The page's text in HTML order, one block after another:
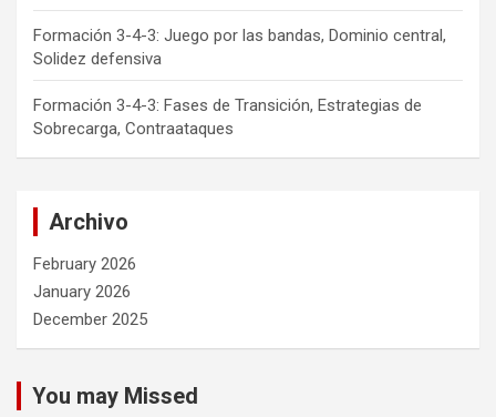
Formación 3-4-3: Juego por las bandas, Dominio central,
Solidez defensiva
Formación 3-4-3: Fases de Transición, Estrategias de
Sobrecarga, Contraataques
Archivo
February 2026
January 2026
December 2025
You may Missed